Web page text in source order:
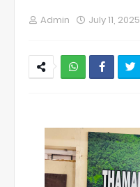
Admin July 11, 2025